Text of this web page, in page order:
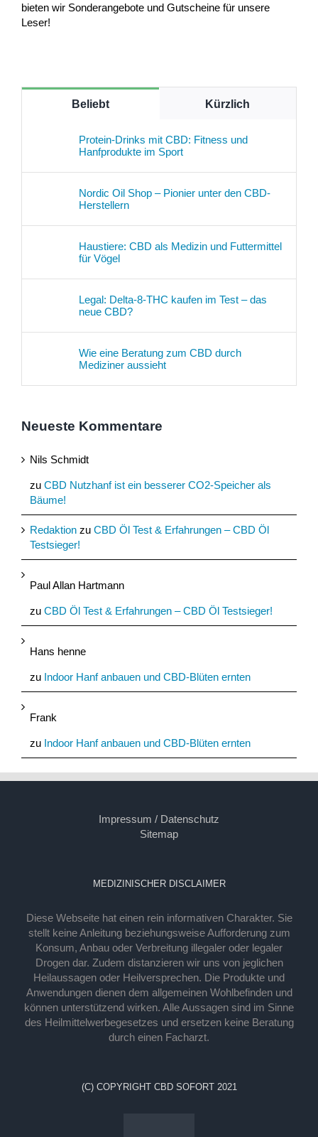
bieten wir Sonderangebote und Gutscheine für unsere
Leser!
Beliebt Kürzlich
Protein-Drinks mit CBD: Fitness und
Hanfprodukte im Sport
Nordic Oil Shop – Pionier unter den CBD-
Herstellern
Haustiere: CBD als Medizin und Futtermittel
für Vögel
Legal: Delta-8-THC kaufen im Test – das
neue CBD?
Wie eine Beratung zum CBD durch
Mediziner aussieht
Neueste Kommentare
Nils Schmidt
zu CBD Nutzhanf ist ein besserer CO2-Speicher als
Bäume!
Redaktion zu CBD Öl Test & Erfahrungen – CBD Öl
Testsieger!
Paul Allan Hartmann
zu CBD Öl Test & Erfahrungen – CBD Öl Testsieger!
Hans henne
zu Indoor Hanf anbauen und CBD-Blüten ernten
Frank
zu Indoor Hanf anbauen und CBD-Blüten ernten
Impressum / Datenschutz
Sitemap
MEDIZINISCHER DISCLAIMER
Diese Webseite hat einen rein informativen Charakter. Sie
stellt keine Anleitung beziehungsweise Aufforderung zum
Konsum, Anbau oder Verbreitung illegaler oder legaler
Drogen dar. Zudem distanzieren wir uns von jeglichen
Heilaussagen oder Heilversprechen. Die Produkte und
Anwendungen dienen dem allgemeinen Wohlbefinden und
können unterstützend wirken. Alle Aussagen sind im Sinne
des Heilmittelwerbegesetzes und ersetzen keine Beratung
durch einen Facharzt.
(C) COPYRIGHT CBD SOFORT 2021